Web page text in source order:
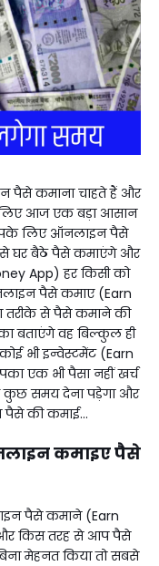
पैसे कमाना चाहते हैं और
आज एक बड़ा आसान
लिए ऑनलाइन पैसे
घर बैठे पैसे कमाएंगे और
App) हर किसी को
पैसे कमाए (Earn
तरीके से पैसे कमाने की
बताएंगे वह बिल्कुल ही
भी इन्वेस्टमेंट (Earn
एक भी पैसा नहीं खर्च
कुछ समय देना पड़ेगा और
की कमाई...
कमाइए पैसे
पैसे कमाने (Earn
किस तरह से आप पैसे
मेहनत किया तो सबसे